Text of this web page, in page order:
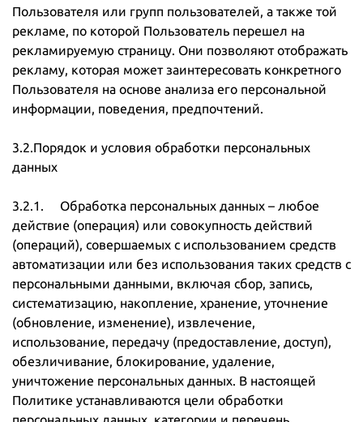
Пользователя или групп пользователей, а также той
рекламе, по которой Пользователь перешел на
рекламируемую страницу. Они позволяют отображать
рекламу, которая может заинтересовать конкретного
Пользователя на основе анализа его персональной
информации, поведения, предпочтений.
3.2.Порядок и условия обработки персональных
данных
3.2.1. Обработка персональных данных – любое
действие (операция) или совокупность действий
(операций), совершаемых с использованием средств
автоматизации или без использования таких средств с
персональными данными, включая сбор, запись,
систематизацию, накопление, хранение, уточнение
(обновление, изменение), извлечение,
использование, передачу (предоставление, доступ),
обезличивание, блокирование, удаление,
уничтожение персональных данных. В настоящей
Политике устанавливаются цели обработки